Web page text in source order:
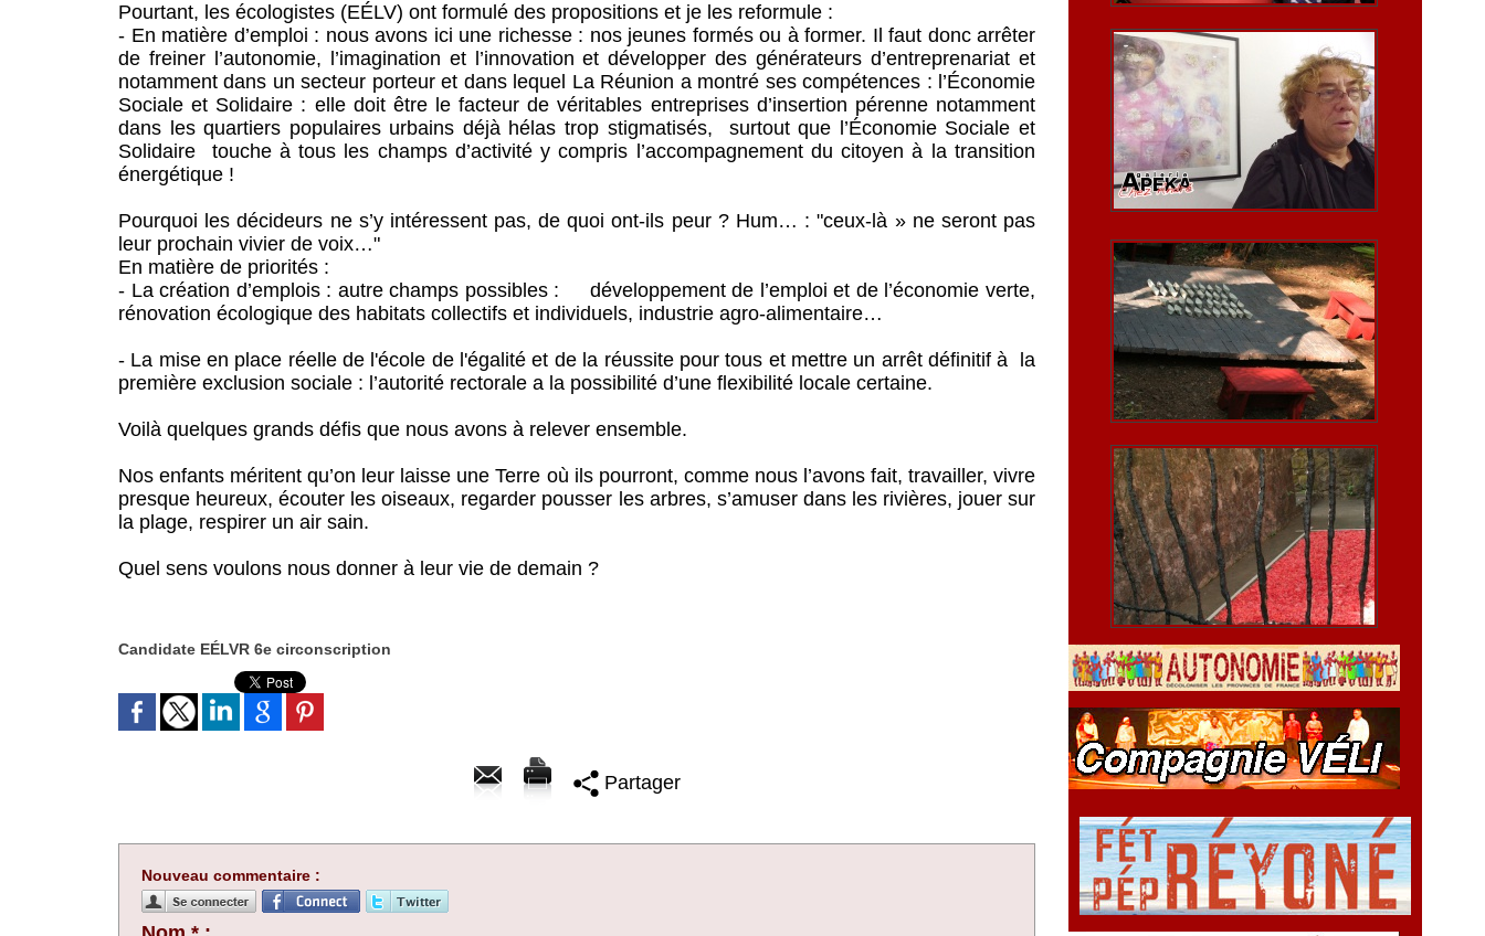
Pourtant, les écologistes (EÉLV) ont formulé des propositions et je les reformule :
- En matière d’emploi : nous avons ici une richesse : nos jeunes formés ou à former. Il faut donc arrêter
de freiner l’autonomie, l’imagination et l’innovation et développer des générateurs d’entreprenariat et
notamment dans un secteur porteur et dans lequel La Réunion a montré ses compétences : l’Économie
Sociale et Solidaire : elle doit être le facteur de véritables entreprises d’insertion pérenne notamment
dans les quartiers populaires urbains déjà hélas trop stigmatisés, surtout que l’Économie Sociale et
Solidaire touche à tous les champs d’activité y compris l’accompagnement du citoyen à la transition
énergétique !
Pourquoi les décideurs ne s’y intéressent pas, de quoi ont-ils peur ? Hum… : "ceux-là » ne seront pas
leur prochain vivier de voix…"
En matière de priorités :
- La création d’emplois : autre champs possibles : développement de l’emploi et de l’économie verte,
rénovation écologique des habitats collectifs et individuels, industrie agro-alimentaire…
- La mise en place réelle de l'école de l'égalité et de la réussite pour tous et mettre un arrêt définitif à la
première exclusion sociale : l’autorité rectorale a la possibilité d’une flexibilité locale certaine.
Voilà quelques grands défis que nous avons à relever ensemble.
Nos enfants méritent qu’on leur laisse une Terre où ils pourront, comme nous l’avons fait, travailler, vivre
presque heureux, écouter les oiseaux, regarder pousser les arbres, s’amuser dans les rivières, jouer sur
la plage, respirer un air sain.
Quel sens voulons nous donner à leur vie de demain ?
Candidate EÉLVR 6e circonscription
Partager
Nouveau commentaire :